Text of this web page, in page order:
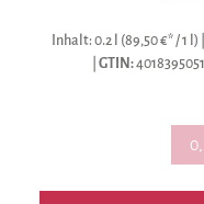
Inhalt: 0.2 l (89,50 €* / 1 l)
GTIN: